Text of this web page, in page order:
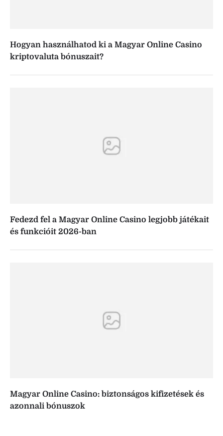
Hogyan használhatod ki a Magyar Online Casino
kriptovaluta bónuszait?
Fedezd fel a Magyar Online Casino legjobb játékait
és funkcióit 2026-ban
Magyar Online Casino: biztonságos kifizetések és
azonnali bónuszok